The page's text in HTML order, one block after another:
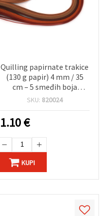
Quilling papirnate trakice
(130 g papir) 4 mm / 35
cm – 5 smeđih boja
(assorted) – 100 kom
SKU: 820024
1.10€
KUPI